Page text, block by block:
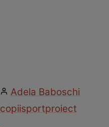
Adela Baboschi
copiisportproiect